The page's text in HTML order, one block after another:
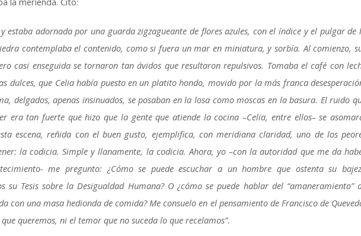
estaba adornada por una guarda zigzagueante de flores azules, con el índice y el pulgar de
contemplaba el contenido, como si fuera un mar en miniatura, y sorbía. Al comienzo,
casi enseguida se tornaron tan ávidos que resultaron repulsivos. Tomaba el café con
dulces, que Celia había puesto en un platito hondo, movido por la más franca
delgados, apenas insinuados, se posaban en la losa como moscas en la basura. El ruido
era tan fuerte que hizo que la gente que atiende la cocina –Celia, entre ellos–se
escena, reñida con el buen gusto, ejemplifica, con meridiana claridad, uno de los
la codicia. Simple y llanamente, la codicia. Ahora, yo –con la autoridad que me da
me pregunto: ¿Cómo se puede escuchar a un hombre que ostenta su
Tesis sobre la Desigualdad Humana? O ¿cómo se puede hablar del “amaneramiento”
con una masa hedionda de comida? Me consuelo en el pensamiento de Francisco de
queremos, ni el temor que no suceda lo que recelamos”.